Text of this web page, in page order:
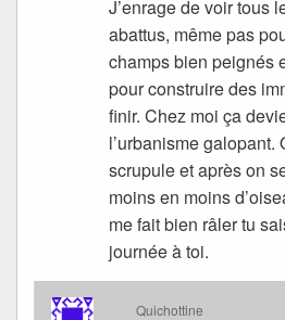
J’enrage de voir tous
abattus, même pas
champs bien peignés
pour construire des
finir. Chez moi ça
l’urbanisme galopant.
scrupule et après on
moins en moins
me fait bien râler tu
journée à toi.
Quichottine